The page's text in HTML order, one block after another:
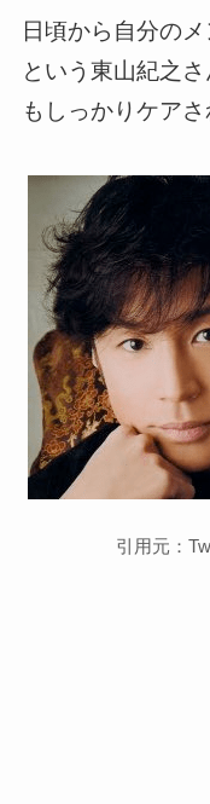
日頃から自分の
という東山紀之
もしっかりケア
引用元：